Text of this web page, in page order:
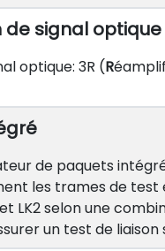
de signal optique
optique: 3R (R
de paquets
les trames de test
et LK2 selon une
un test de liaison